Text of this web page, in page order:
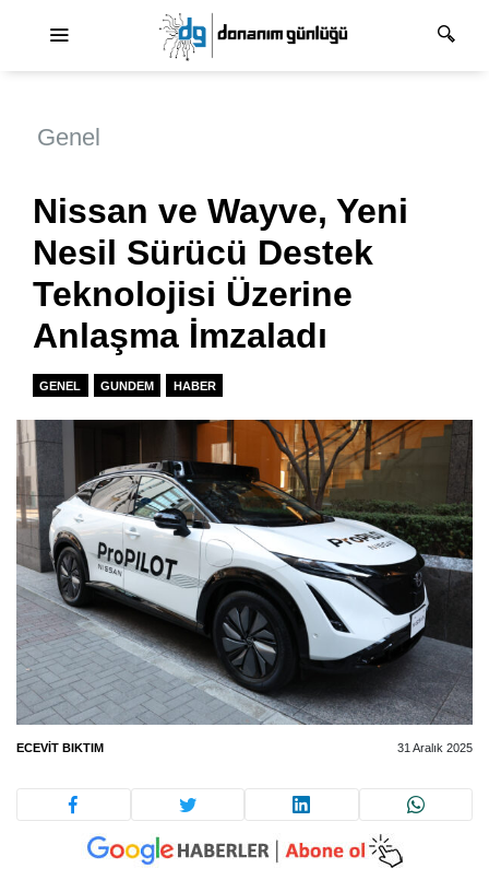
Genel
Nissan ve Wayve, Yeni
Nesil Sürücü Destek
Teknolojisi Üzerine
Anlaşma İmzaladı
GENEL GUNDEM HABER
ECEVIT BIKTIM 31 Aralık 2025